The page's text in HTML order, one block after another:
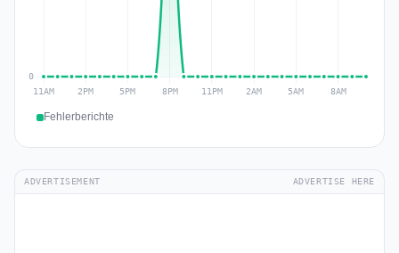
Fehlerberichte
ADVERTISEMENT ADVERTISE HERE